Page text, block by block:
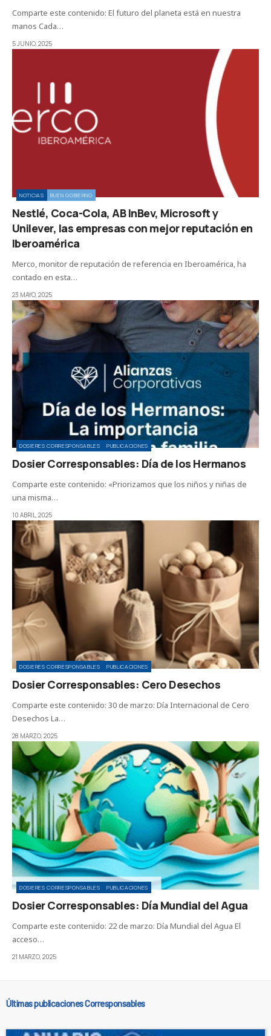
Comparte este contenido: El futuro del planeta está en nuestra
manos Cada…
5 JUNIO, 2025
NOTICIAS BUEN GOBIERNO
Nestlé, Coca-Cola, AB InBev, Microsoft y
Unilever, las empresas con mejor reputación en
Iberoamérica
Merco, monitor de reputación de referencia en Iberoamérica, ha
contado en esta…
23 MAYO, 2025
DOSIERES CORRESPONSABLES PUBLICACIONES
Dosier Corresponsables: Día de los Hermanos
Comparte este contenido: «Priorizamos que los niños y niñas de
una misma…
10 ABRIL, 2025
DOSIERES CORRESPONSABLES PUBLICACIONES
Dosier Corresponsables: Cero Desechos
Comparte este contenido: 30 de marzo: Día Internacional de Cero
Desechos La…
28 MARZO, 2025
DOSIERES CORRESPONSABLES PUBLICACIONES
Dosier Corresponsables: Día Mundial del Agua
Comparte este contenido: 22 de marzo: Día Mundial del Agua El
acceso…
21 MARZO, 2025
Últimas publicaciones Corresponsables